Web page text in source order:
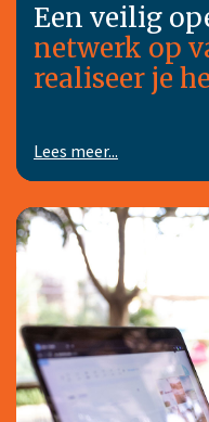
Een veilig
netwerk op
realiseer je
Lees meer...